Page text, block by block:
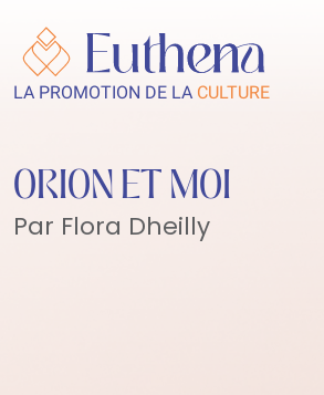
LA PROMOTION DE LA CULTURE
ORION ET MOI
Par Flora Dheilly